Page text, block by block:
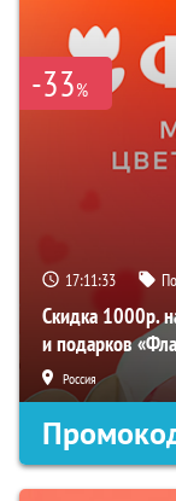
-33%
17:11:32
Скидка 1000р.
и подарков
Россия